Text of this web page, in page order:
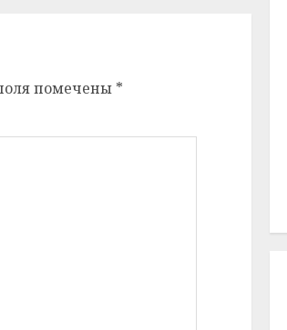
помечены *